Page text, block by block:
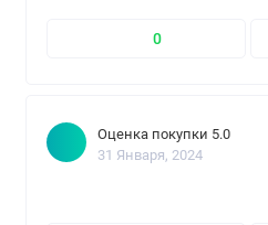
0
Оценка покупки 5.0
31 Января, 2024